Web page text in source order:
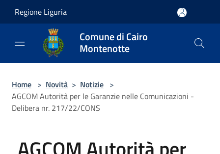
Regione Liguria
Comune di Cairo
Montenotte
Home > Novità > Notizie >
AGCOM Autorità per le Garanzie nelle Comunicazioni -
Delibera nr. 217/22/CONS